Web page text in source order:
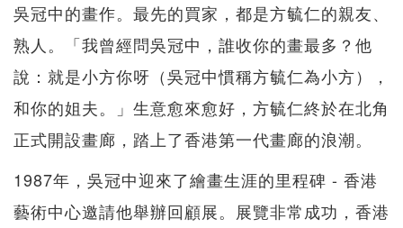
吳冠中的畫作。最先的買家，都是方毓仁的親友、
熟人。「我曾經問吳冠中，誰收你的畫最多？他
說：就是小方你呀（吳冠中慣稱方毓仁為小方），
和你的姐夫。」生意愈來愈好，方毓仁終於在北角
正式開設畫廊，踏上了香港第一代畫廊的浪潮。
1987年，吳冠中迎來了繪畫生涯的里程碑 - 香港
藝術中心邀請他舉辦回顧展。展覽非常成功，香港